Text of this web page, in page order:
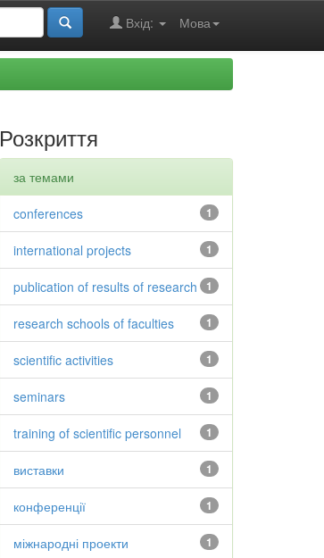
Мова
Вхід:
Розкриття
за темами
1
conferences
1
international projects
1
publication of results of research
1
research schools of faculties
1
scientific activities
1
seminars
1
training of scientific personnel
1
виставки
1
конференції
1
міжнародні проекти